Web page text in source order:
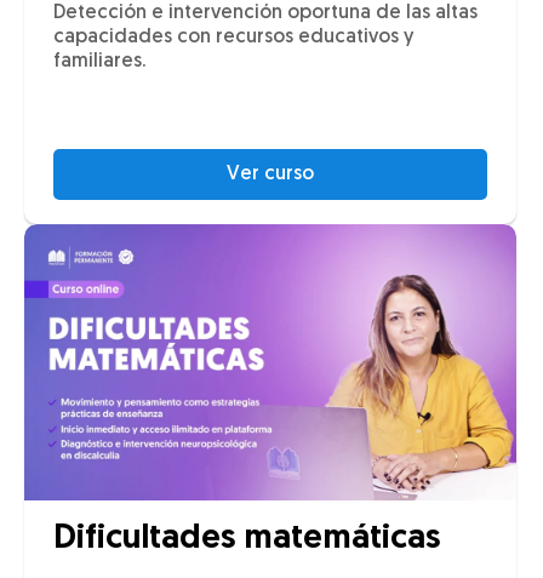
Detección e intervención oportuna de las altas
capacidades con recursos educativos y
familiares.
Ver curso
Dificultades matemáticas